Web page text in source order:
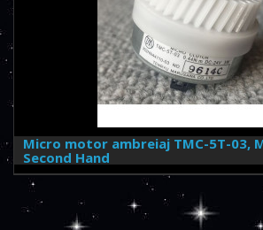
Micro motor ambreiaj TMC-5T-03,
Second Hand